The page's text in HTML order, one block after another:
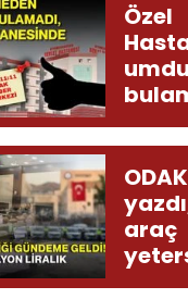
Özel
sonuç
ODAK
araç